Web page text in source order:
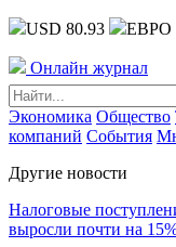
USD 80.93 ЕВРО
Онлайн журнал
Экономика Общество
компаний События
Другие новости
Налоговые
выросли почти на